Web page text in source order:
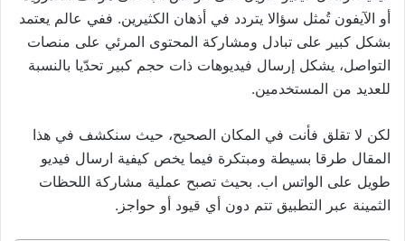
أو الآيفون تُمثل سؤالا يتردد في أذهان الكثيرين. ففي عالم يعتمد
بشكل كبير على تبادل ومشاركة المحتوى المرئي على منصات
التواصل، يشكل إرسال فيديوهات ذات حجم كبير تحدّيا بالنسبة
للعديد من المستخدمين.
لكن لا تقلق فأنت في المكان الصحيح، حيث سنكشف في هذا
المقال طرقا بسيطة ومبتكرة فيما يخص كيفية ارسال فيديو
طويل على الواتس اب. بحيث تصبح عملية مشاركة اللحظات
الثمينة عبر التطبيق تتم دون أي قيود أو حواجز.